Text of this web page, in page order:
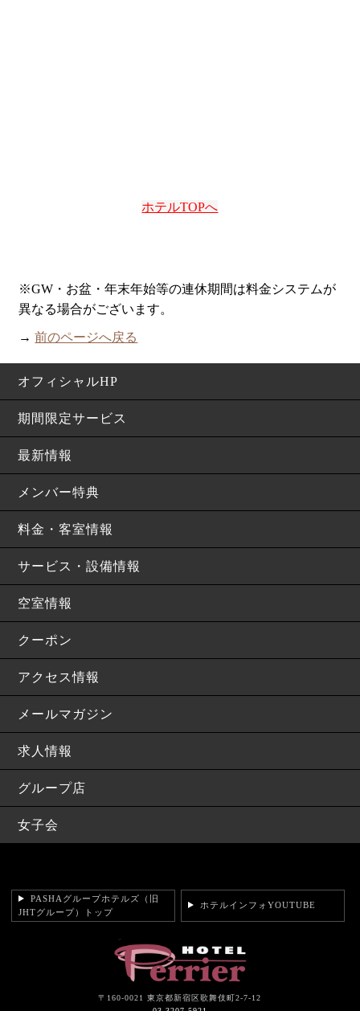
ホテルTOPへ
※GW・お盆・年末年始等の連休期間は料金システムが
異なる場合がございます。
→ 前のページへ戻る
オフィシャルHP
期間限定サービス
最新情報
メンバー特典
料金・客室情報
サービス・設備情報
空室情報
クーポン
アクセス情報
メールマガジン
求人情報
グループ店
女子会
PASHAグループホテルズ（旧
JHTグループ）トップ
ホテルインフォYOUTUBE
〒160-0021 東京都新宿区歌舞伎町2-7-12